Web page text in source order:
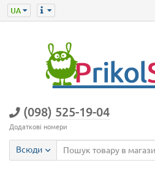
(098) 525-19-04
Додаткові номери
Всюди